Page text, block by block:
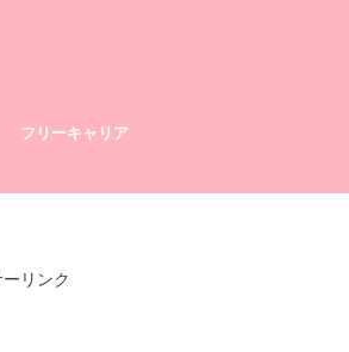
フリーキャリア
リンク